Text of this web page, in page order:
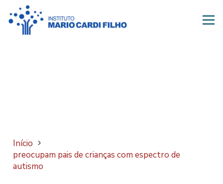
Início
preocupam pais de crianças com espectro de
autismo